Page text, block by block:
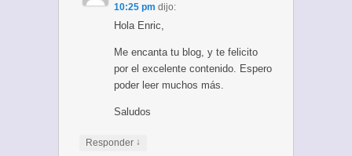
10:25 pm dijo:
Hola Enric,
Me encanta tu blog, y te felicito
por el excelente contenido. Espero
poder leer muchos más.
Saludos
Responder ↓